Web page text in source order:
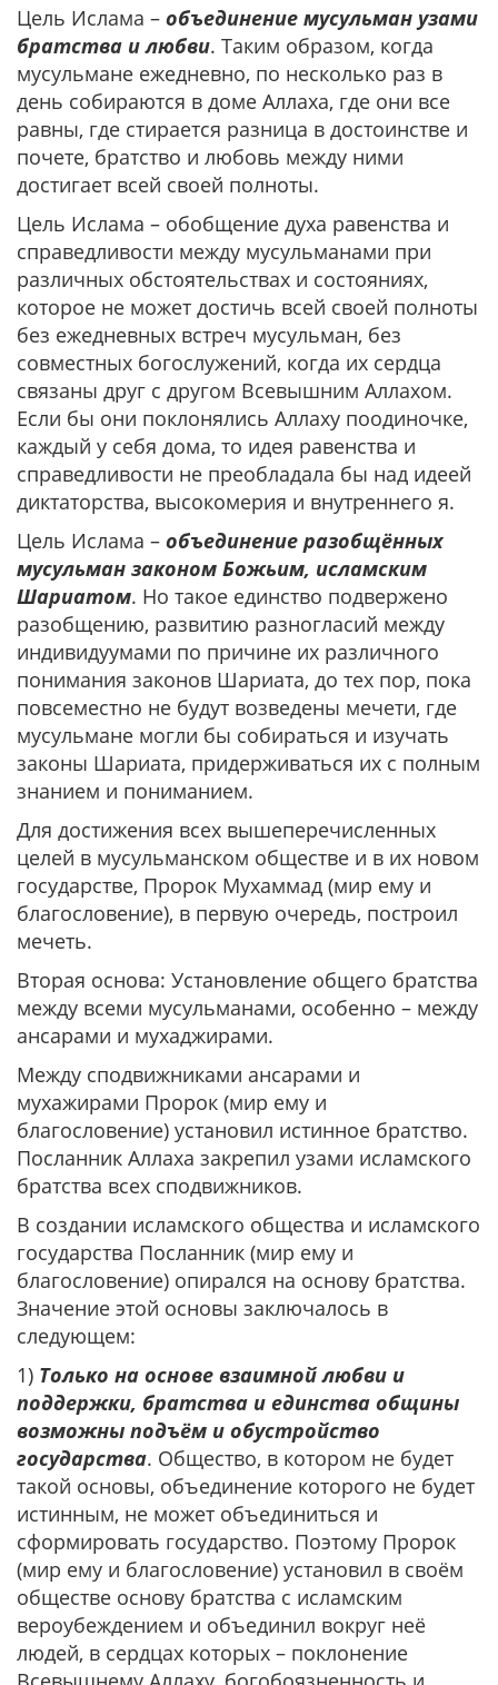
Цель Ислама – объединение мусульман узами
братства и любви. Таким образом, когда
мусульмане ежедневно, по несколько раз в
день собираются в доме Аллаха, где они все
равны, где стирается разница в достоинстве и
почете, братство и любовь между ними
достигает всей своей полноты.
Цель Ислама – обобщение духа равенства и
справедливости между мусульманами при
различных обстоятельствах и состояниях,
которое не может достичь всей своей полноты
без ежедневных встреч мусульман, без
совместных богослужений, когда их сердца
связаны друг с другом Всевышним Аллахом.
Если бы они поклонялись Аллаху поодиночке,
каждый у себя дома, то идея равенства и
справедливости не преобладала бы над идеей
диктаторства, высокомерия и внутреннего я.
Цель Ислама – объединение разобщённых
мусульман законом Божьим, исламским
Шариатом. Но такое единство подвержено
разобщению, развитию разногласий между
индивидуумами по причине их различного
понимания законов Шариата, до тех пор, пока
повсеместно не будут возведены мечети, где
мусульмане могли бы собираться и изучать
законы Шариата, придерживаться их с полным
знанием и пониманием.
Для достижения всех вышеперечисленных
целей в мусульманском обществе и в их новом
государстве, Пророк Мухаммад (мир ему и
благословение), в первую очередь, построил
мечеть.
Вторая основа: Установление общего братства
между всеми мусульманами, особенно – между
ансарами и мухаджирами.
Между сподвижниками ансарами и
мухажирами Пророк (мир ему и
благословение) установил истинное братство.
Посланник Аллаха закрепил узами исламского
братства всех сподвижников.
В создании исламского общества и исламского
государства Посланник (мир ему и
благословение) опирался на основу братства.
Значение этой основы заключалось в
следующем:
1) Только на основе взаимной любви и
поддержки, братства и единства общины
возможны подъём и обустройство
государства. Общество, в котором не будет
такой основы, объединение которого не будет
истинным, не может объединиться и
сформировать государство. Поэтому Пророк
(мир ему и благословение) установил в своём
обществе основу братства с исламским
вероубеждением и объединил вокруг неё
людей, в сердцах которых – поклонение